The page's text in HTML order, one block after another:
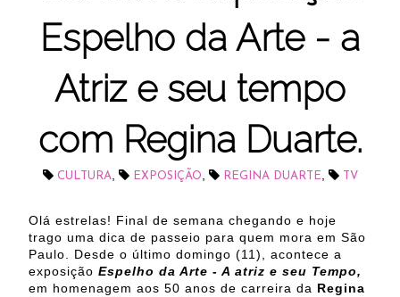
Espelho da Arte - a
Atriz e seu tempo
com Regina Duarte.
CULTURA, EXPOSIÇÃO, REGINA DUARTE, TV
Olá estrelas! Final de semana chegando e hoje
trago uma dica de passeio para quem mora em São
Paulo. Desde o último domingo (11), acontece a
exposição Espelho da Arte - A atriz e seu Tempo,
em homenagem aos 50 anos de carreira da Regina